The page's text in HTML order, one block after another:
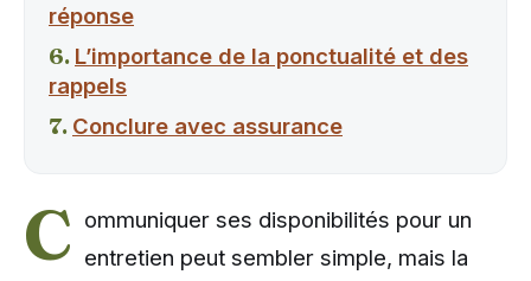
réponse
L’importance de la ponctualité et des
rappels
Conclure avec assurance
C ommuniquer ses disponibilités pour un
entretien peut sembler simple, mais la